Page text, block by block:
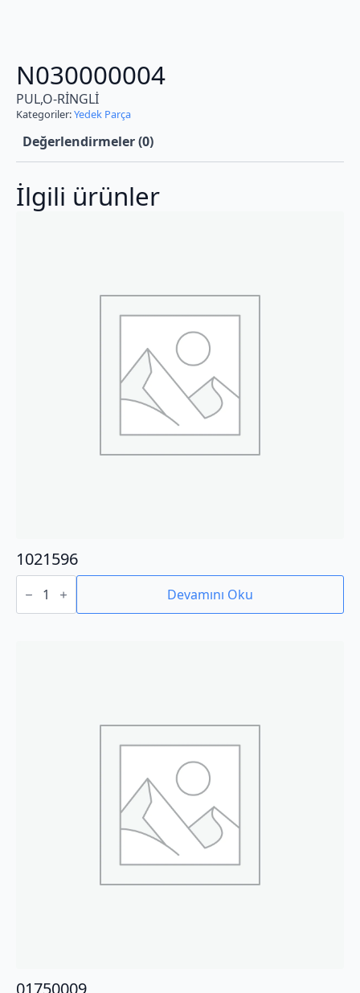
N030000004
PUL,O-RİNGLİ
Kategoriler:Yedek Parça
Değerlendirmeler (0)
İlgili ürünler
1021596
1021596
adet Devamını Oku
01750009